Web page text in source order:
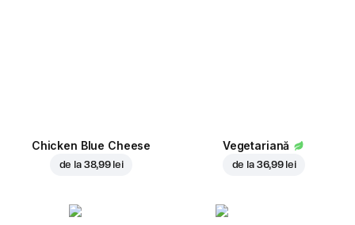
Chicken Blue Cheese
de la 38,99 lei
Vegetariană
de la 36,99 lei